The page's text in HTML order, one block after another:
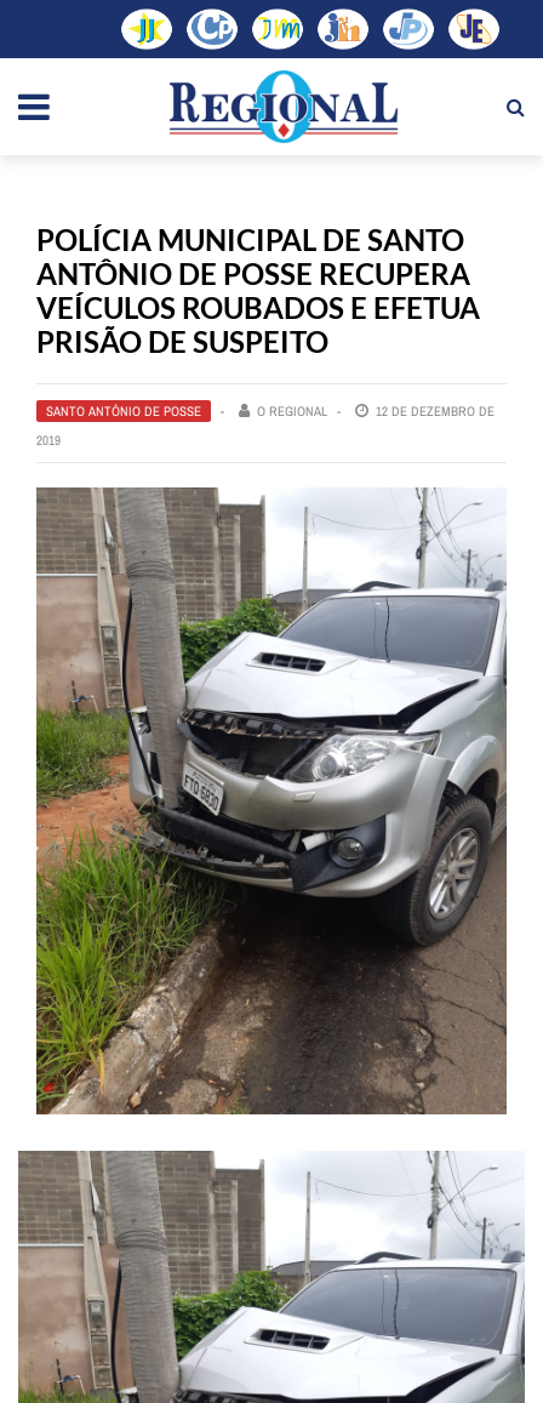
POLÍCIA MUNICIPAL DE SANTO
ANTÔNIO DE POSSE RECUPERA
VEÍCULOS ROUBADOS E EFETUA
PRISÃO DE SUSPEITO
SANTO ANTÔNIO DE POSSE O REGIONAL
12 DE DEZEMBRO DE
2019